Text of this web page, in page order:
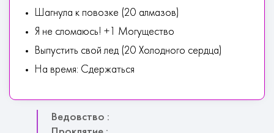
Шагнула к повозке (20 алмазов)
Я не сломаюсь! +1 Могущество
Выпустить свой лед (20 Холодного сердца)
На время: Сдержаться
Ведовство :